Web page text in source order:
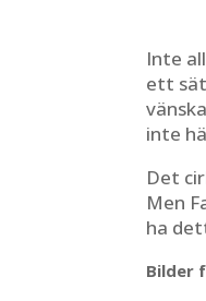
Inte
ett
inte
Det
Men
ha
Bilder